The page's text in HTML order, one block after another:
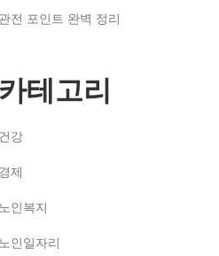
관전 포인트 완벽 정리
카테고리
건강
경제
노인복지
노인일자리